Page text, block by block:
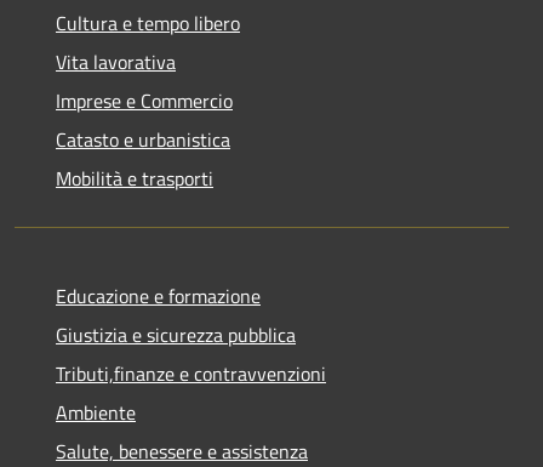
Cultura e tempo libero
Vita lavorativa
Imprese e Commercio
Catasto e urbanistica
Mobilità e trasporti
Educazione e formazione
Giustizia e sicurezza pubblica
Tributi,finanze e contravvenzioni
Ambiente
Salute, benessere e assistenza